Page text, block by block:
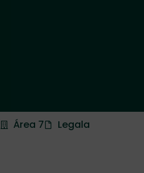
Área 7 Legala